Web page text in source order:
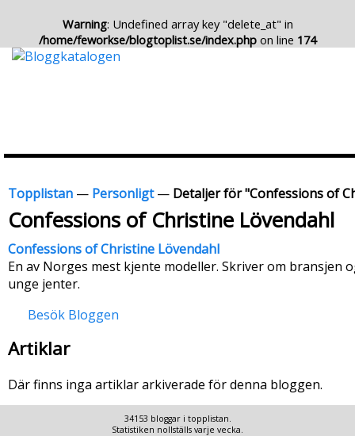
Warning: Undefined array key "delete_at" in
/home/feworkse/blogtoplist.se/index.php on line 174
Topplistan — Personligt— Detaljer för "Confessions of
Confessions of Christine Lövendahl
Confessions of Christine Lövendahl
En av Norges mest kjente modeller. Skriver om bransjen
unge jenter.
Besök Bloggen
Artiklar
Där finns inga artiklar arkiverade för denna bloggen.
34153 bloggar i topplistan.
Statistiken nollställs varje vecka.